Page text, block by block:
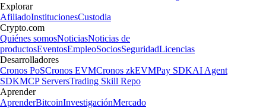
Explorar
AfiliadoInstitucionesCustodia
Crypto.com
Quiénes somosNoticiasNoticias de
productosEventosEmpleoSociosSeguridadLicencias
Desarrolladores
Cronos PoSCronos EVMCronos zkEVMPay SDKAI Agent
SDKMCP ServersTrading Skill Repo
Aprender
AprenderBitcoinInvestigaciónMercado